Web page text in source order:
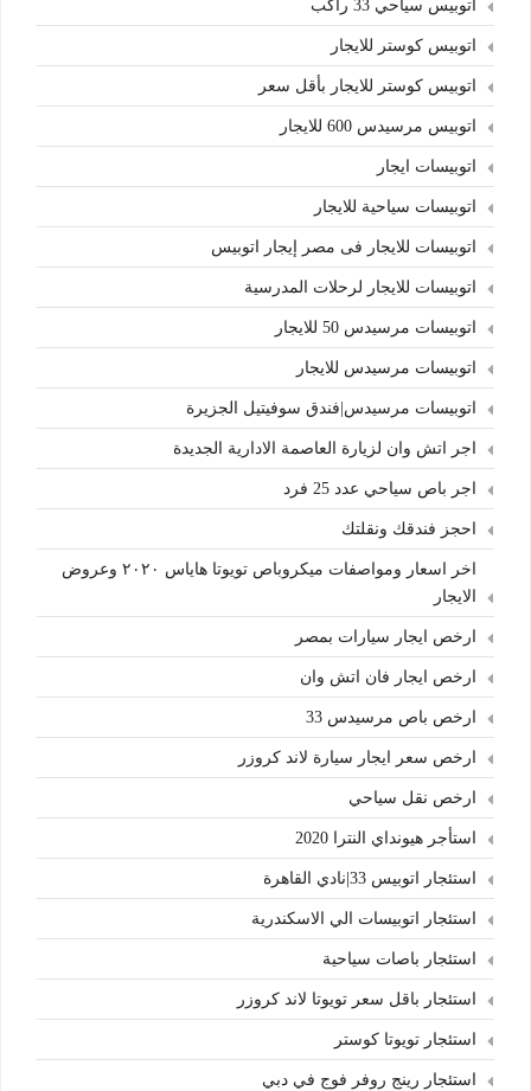
اتوبيس سياحي 33 راكب
اتوبيس كوستر للايجار
اتوبيس كوستر للايجار بأقل سعر
اتوبيس مرسيدس 600 للايجار
اتوبيسات ايجار
اتوبيسات سياحية للايجار
اتوبيسات للايجار فى مصر إيجار اتوبيس
اتوبيسات للايجار لرحلات المدرسية
اتوبيسات مرسيدس 50 للايجار
اتوبيسات مرسيدس للايجار
اتوبيسات مرسيدس|فندق سوفيتيل الجزيرة
اجر اتش وان لزيارة العاصمة الادارية الجديدة
اجر باص سياحي عدد 25 فرد
احجز فندقك ونقلتك
اخر اسعار ومواصفات ميكروباص تويوتا هاياس ٢٠٢٠ وعروض
الايجار
ارخص ايجار سيارات بمصر
ارخص ايجار فان اتش وان
ارخص باص مرسيدس 33
ارخص سعر ايجار سيارة لاند كروزر
ارخص نقل سياحي
استأجر هيونداي النترا 2020
استئجار اتوبيس 33|نادي القاهرة
استئجار اتوبيسات الي الاسكندرية
استئجار باصات سياحية
استئجار باقل سعر تويوتا لاند كروزر
استئجار تويوتا كوستر
استئجار رينج روفر فوج في دبي